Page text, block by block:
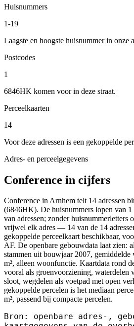
Huisnummers
1-19
Laagste en hoogste huisnummer in onze
Postcodes
1
6846HK komen voor in deze straat.
Perceelkaarten
14
Voor deze adressen is een gekoppelde
Adres- en perceelgegevens
Conference in cijfers
Conference in Arnhem telt 14 adressen
(6846HK). De huisnummers lopen van
van adressen; zonder huisnummerletters
vrijwel elk adres — 14 van de 14
gekoppelde perceelkaart beschikbaar,
AF. De openbare gebouwdata laat zien:
stammen uit bouwjaar 2007,
m², alleen woonfunctie. Kaartdata rond
vooral als groenvoorziening, waterdelen
sloot, wegdelen als voetpad met open
gekoppelde percelen is het mediaan
m², passend bij compacte percelen.
Bron: openbare adres-,